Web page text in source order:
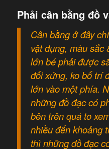
Phải cân bằng đồ
Cân bằng ở đây
vật dụng, màu
lớn bé phải được
đối xứng, ko bố trí
lớn vào một phía.
những đồ đạc có
bên trên quá to
nhiều đến khoảng
thì những đồ đạc